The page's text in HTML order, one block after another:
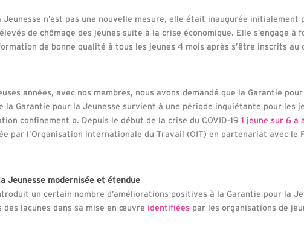
Jeunesse n’est pas une nouvelle mesure, elle était inaugurée initialement
de chômage des jeunes suite à la crise économique. Elle s’engage à
de bonne qualité à tous les jeunes 4 mois après s’être inscrits au
années, avec nos membres, nous avons demandé que la Garantie
la Garantie pour la Jeunesse survient à une période inquiétante pour les
confinement ». Depuis le début de la crise du COVID-191 jeune sur 6
par l’Organisation internationale du Travail (OIT) en partenariat avec le
Jeunesse modernisée et étendue
un certain nombre d’améliorations positives à la Garantie pour la
lacunes dans sa mise en œuvre identifiées par les organisations de